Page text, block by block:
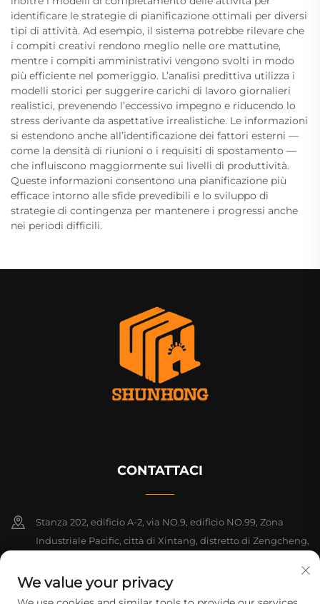
identificare le strategie di pianificazione ottimali per diversi
tipi di attività. Ad esempio, il sistema potrebbe rilevare che
i compiti creativi rendono meglio nelle ore mattutine,
mentre i compiti amministrativi vengono svolti in modo
più efficiente nel pomeriggio. L’analisi predittiva utilizza i
modelli storici per suggerire carichi di lavoro giornalieri
realistici, prevenendo l’eccessivo impegno e riducendo lo
stress derivante da aspettative irrealistiche. Le informazioni
si estendono anche all’identificazione dei fattori esterni —
come la densità di riunioni o i requisiti di spostamento —
che influiscono maggiormente sui livelli di produttività.
Queste informazioni consentono una pianificazione più
efficace intorno alle sfide prevedibili e lo sviluppo di
strategie di contingenza per mantenere i progressi anche
nei periodi difficili.
CONTATTACI
Stanza 202, edificio A-2, via NO.9, edificio NO.99, Zona
Industriale Pacific, città di Xintang, distretto di Zengcheng,
+86-18925142858
We value your privacy